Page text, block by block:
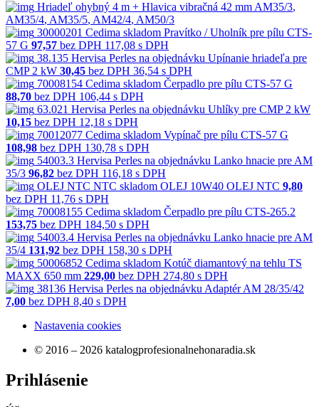
Hriadeľ ohybný 4 m + Hlavica vibračná 42 mm AM35/3,
AM35/4, AM35/5, AM42/4, AM50/3
30000201 Cedima skladom Pravítko / Uholník pre pílu CTS-
57 G 97,57 bez DPH 117,08 s DPH
38.135 Hervisa Perles na objednávku Upínanie hriadeľa pre
CMP 2 kW 30,45 bez DPH 36,54 s DPH
70008154 Cedima skladom Čerpadlo pre pílu CTS-57 G
88,70 bez DPH 106,44 s DPH
63.021 Hervisa Perles na objednávku Uhlíky pre CMP 2 kW
10,15 bez DPH 12,18 s DPH
70012077 Cedima skladom Vypínač pre pílu CTS-57 G
108,98 bez DPH 130,78 s DPH
54003.3 Hervisa Perles na objednávku Lanko hnacie pre AM
35/3 96,82 bez DPH 116,18 s DPH
OLEJ NTC NTC skladom OLEJ 10W40 OLEJ NTC 9,80
bez DPH 11,76 s DPH
70008155 Cedima skladom Čerpadlo pre pílu CTS-265.2
153,75 bez DPH 184,50 s DPH
54003.4 Hervisa Perles na objednávku Lanko hnacie pre AM
35/4 131,92 bez DPH 158,30 s DPH
50006852 Cedima skladom Kotúč diamantový na tehlu TS
MAXX 650 mm 229,00 bez DPH 274,80 s DPH
38136 Hervisa Perles na objednávku Adaptér AM 28/35/42
7,00 bez DPH 8,40 s DPH
Nastavenia cookies
© 2016 – 2026 katalogprofesionalnehonaradia.sk
Prihlásenie